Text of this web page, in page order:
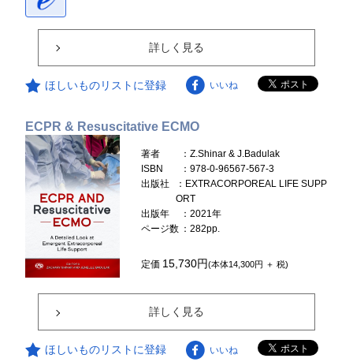
詳しく見る
ほしいものリストに登録 いいね
ECPR & Resuscitative ECMO
著者
：Z.Shinar & J.Badulak
ISBN
：978-0-96567-567-3
出版社
：EXTRACORPOREAL LIFE SUPP
ORT
出版年
：2021年
ページ数 ：282pp.
定価 15,730円(本体14,300円 ＋ 税)
詳しく見る
ほしいものリストに登録 いいね